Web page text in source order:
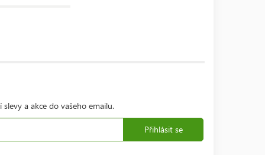
a akce do vašeho emailu.
Přihlásit se